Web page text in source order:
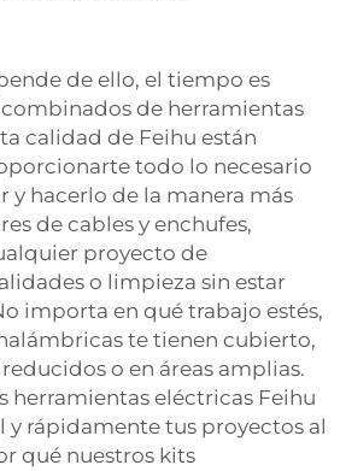
de ello, el tiempo es
de herramientas
calidad de Feihu están
todo lo necesario
y hacerlo de la manera más
de cables y enchufes,
proyecto de
o limpieza sin estar
importa en qué trabajo estés,
te tienen cubierto,
o en áreas amplias.
herramientas eléctricas Feihu
y rápidamente tus proyectos al
qué nuestros kits